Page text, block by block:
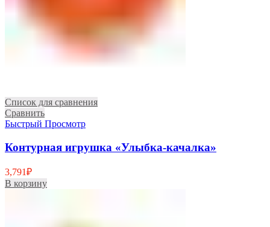
Список для сравнения
Сравнить
Быстрый Просмотр
Контурная игрушка «Улыбка-качалка»
3,791₽
В корзину